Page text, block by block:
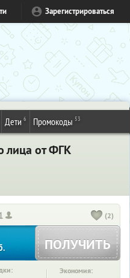
Зарегистрироваться
Дети 6 Промокоды 53
лица от ФГК
(2)
ПОЛУЧИТЬ
Экономия: